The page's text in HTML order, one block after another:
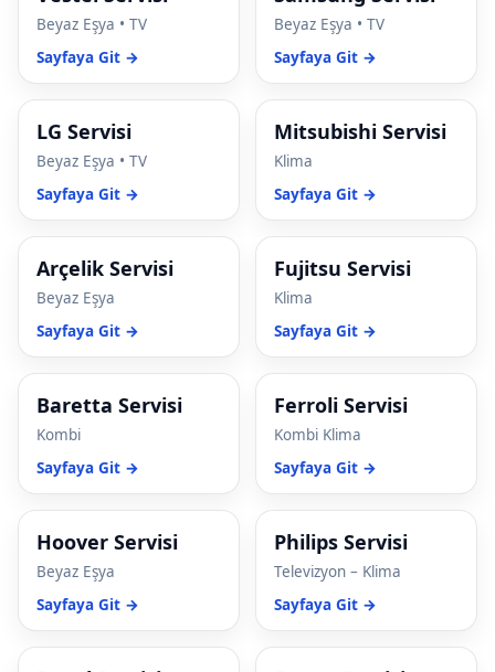
Panel
panel
panel
Panel
panel
panel
panel
panel
panel
panel
panel
panel
panel
Beyaz Eşya • TV
Sayfaya Git →
Beyaz Eşya • TV
Sayfaya Git →
LG Servisi
Beyaz Eşya • TV
Sayfaya Git →
Mitsubishi Servisi
Klima
Sayfaya Git →
Arçelik Servisi
Beyaz Eşya
Sayfaya Git →
Fujitsu Servisi
Klima
Sayfaya Git →
Baretta Servisi
Kombi
Sayfaya Git →
Ferroli Servisi
Kombi Klima
Sayfaya Git →
Hoover Servisi
Beyaz Eşya
Sayfaya Git →
Philips Servisi
Televizyon – Klima
Sayfaya Git →